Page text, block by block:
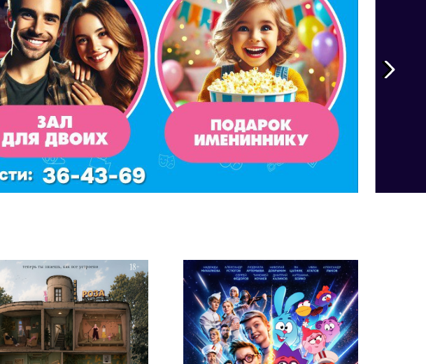
Часто задаваемые вопросы
Контакты
Обратная связь
Независимая
оценка
качества